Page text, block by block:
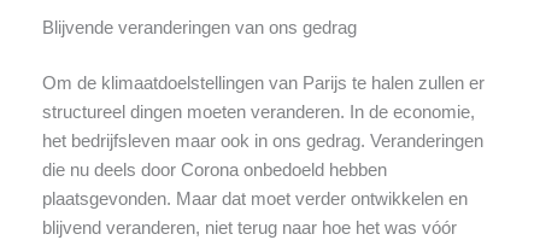
Blijvende veranderingen van ons gedrag
Om de klimaatdoelstellingen van Parijs te halen zullen er
structureel dingen moeten veranderen. In de economie,
het bedrijfsleven maar ook in ons gedrag. Veranderingen
die nu deels door Corona onbedoeld hebben
plaatsgevonden. Maar dat moet verder ontwikkelen en
blijvend veranderen, niet terug naar hoe het was vóór